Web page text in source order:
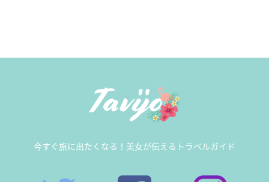
今すぐ旅に出たくなる！美女が伝えるトラベルガイド